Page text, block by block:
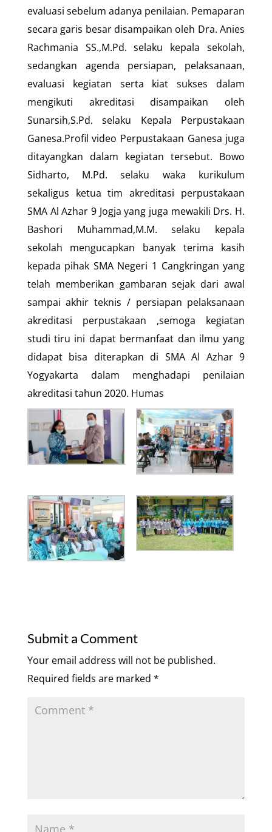
evaluasi sebelum adanya penilaian. Pemaparan
secara garis besar disampaikan oleh Dra. Anies
Rachmania SS.,M.Pd. selaku kepala sekolah,
sedangkan agenda persiapan, pelaksanaan,
evaluasi kegiatan serta kiat sukses dalam
mengikuti akreditasi disampaikan oleh
Sunarsih,S.Pd. selaku Kepala Perpustakaan
Ganesa.Profil video Perpustakaan Ganesa juga
ditayangkan dalam kegiatan tersebut. Bowo
Sidharto, M.Pd. selaku waka kurikulum
sekaligus ketua tim akreditasi perpustakaan
SMA Al Azhar 9 Jogja yang juga mewakili Drs. H.
Bashori Muhammad,M.M. selaku kepala
sekolah mengucapkan banyak terima kasih
kepada pihak SMA Negeri 1 Cangkringan yang
telah memberikan gambaran sejak dari awal
sampai akhir teknis / persiapan pelaksanaan
akreditasi perpustakaan ,semoga kegiatan
studi tiru ini dapat bermanfaat dan ilmu yang
didapat bisa diterapkan di SMA Al Azhar 9
Yogyakarta dalam menghadapi penilaian
akreditasi tahun 2020. Humas
Submit a Comment
Your email address will not be published.
Required fields are marked *